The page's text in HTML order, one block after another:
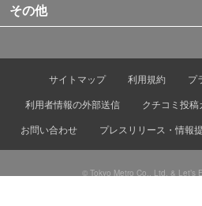
その他
サイトマップ 利用規約
プ
利用者情報の外部送信
クチコミ投
お問い合わせ
プレスリリース・情報
© Tokyo Metro Co., Ltd. & Let’s